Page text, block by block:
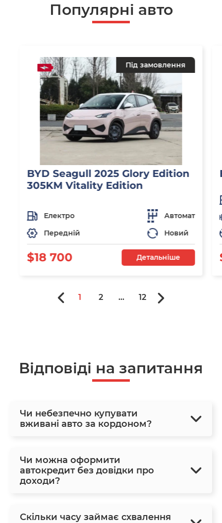
Популярнi авто
Під замовлення
BYD Seagull 2025 Glory Edition
305KM Vitality Edition
Електро
Автомат
Передній
Новий
$18 700 Детальніше
1 2 ... 12
Відповіді на запитання
Чи небезпечно купувати
вживані авто за кордоном?
Чи можна оформити
автокредит без довідки про
доходи?
Скільки часу займає схвалення